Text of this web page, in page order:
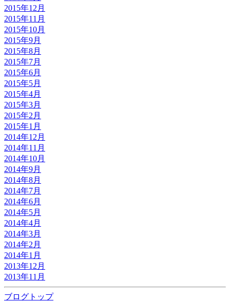
2015年12月
2015年11月
2015年10月
2015年9月
2015年8月
2015年7月
2015年6月
2015年5月
2015年4月
2015年3月
2015年2月
2015年1月
2014年12月
2014年11月
2014年10月
2014年9月
2014年8月
2014年7月
2014年6月
2014年5月
2014年4月
2014年3月
2014年2月
2014年1月
2013年12月
2013年11月
ブログトップ